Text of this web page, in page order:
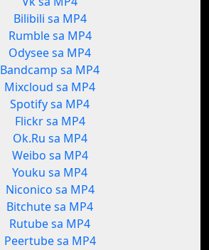
Bilibili sa MP4
Rumble sa MP4
Odysee sa MP4
Bandcamp sa MP4
Mixcloud sa MP4
Spotify sa MP4
Flickr sa MP4
Ok.Ru sa MP4
Weibo sa MP4
Youku sa MP4
Niconico sa MP4
Bitchute sa MP4
Rutube sa MP4
Peertube sa MP4